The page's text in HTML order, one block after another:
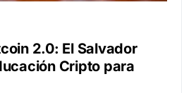
2.0: El Salvador
Cripto para